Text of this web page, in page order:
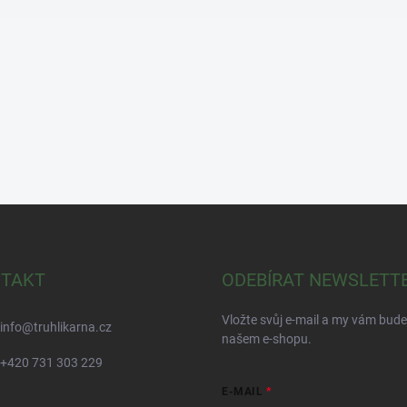
info@truhlikarna.cz
+420 731 303 229
ODEBÍRAT
Vložte svůj e-mail a my vám
našem e-shopu.
E-MAIL